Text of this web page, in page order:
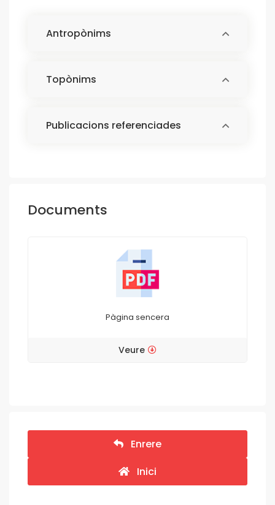
Antropònims
Topònims
Publicacions referenciades
Documents
Pàgina sencera
Veure
Enrere
Inici